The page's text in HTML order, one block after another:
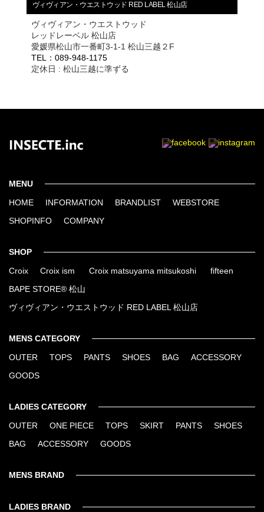
ヴィヴィアン・ウエストウッド RED LABEL 松山店
ヴィヴィアン・ウエストウッド
レッドレーベル 松山店
愛媛県松山市一番町3-1-1 松山三越２F
TEL：089-948-1175
定休日 : 松山三越に準ずる
MENU
HOME INFORMATION BRANDLIST WEBSTORE
SHOPINFO COMPANY
SHOP
Croix Croix ism Croix matsuyama mitsukoshi fifteen
BAPE STORE® 松山
ヴィヴィアン・ウエストウッド RED LABEL 松山店
MENS CATEGORY
OUTER TOPS PANTS SHOES BAG ACCESSORY
GOODS
LADIES CATEGORY
OUTER ONE PIECE TOPS SKIRT PANTS SHOES
BAG ACCESSORY GOODS
MENS BRAND
LADIES BRAND